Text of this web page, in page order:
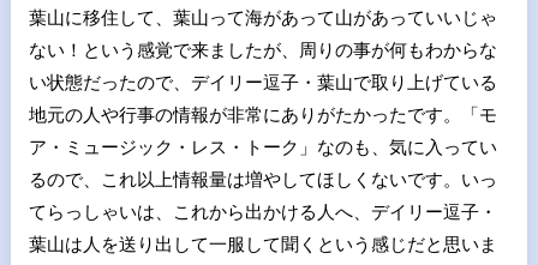
葉山に移住して、葉山って海があって山があっていいじゃ
ない！という感覚で来ましたが、周りの事が何もわからな
い状態だったので、デイリー逗子・葉山で取り上げている
地元の人や行事の情報が非常にありがたかったです。「モ
ア・ミュージック・レス・トーク」なのも、気に入ってい
るので、これ以上情報量は増やしてほしくないです。いっ
てらっしゃいは、これから出かける人へ、デイリー逗子・
葉山は人を送り出して一服して聞くという感じだと思いま